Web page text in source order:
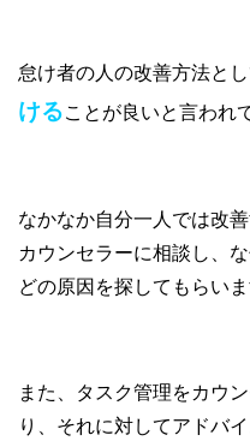
怠け者の人の改善方法とし
けることが良いと言われ
なかなか自分一人では改
カウンセラーに相談し、
どの原因を探してもらいま
また、タスク管理をカウ
り、それに対してアドバ